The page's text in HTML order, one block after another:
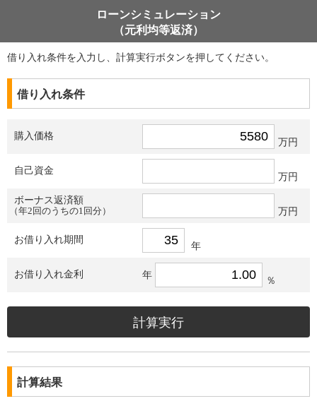
ローンシミュレーション
（元利均等返済）
借り入れ条件を入力し、計算実行ボタンを押してください。
借り入れ条件
購入価格
万円
自己資金
万円
ボーナス返済額
（年2回のうちの1回分）
万円
お借り入れ期間
年
お借り入れ金利 年
％
計算結果